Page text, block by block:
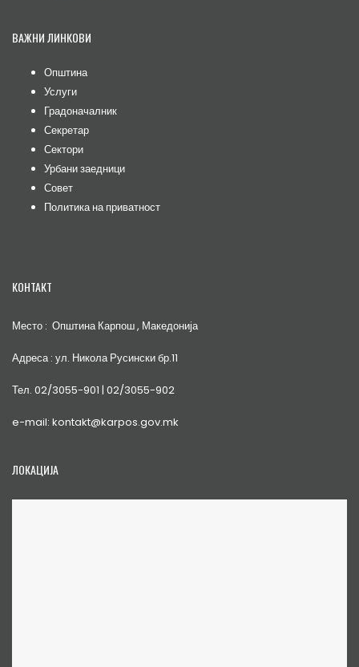
ВАЖНИ ЛИНКОВИ
Општина
Услуги
Градоначалник
Секретар
Сектори
Урбани заедници
Совет
Политика на приватност
КОНТАКТ
Место : Општина Карпош , Македонија
Адреса : ул. Никола Русински бр.11
Тел. 02/3055-901 | 02/3055-902
e-mail: kontakt@karpos.gov.mk
ЛОКАЦИЈА